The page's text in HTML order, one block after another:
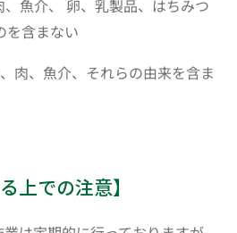
、魚介、 卵、乳製品、はちみつ
を含まない
肉、魚介、それらの由来を含ま
上での注意】